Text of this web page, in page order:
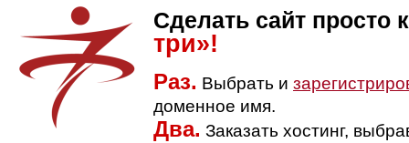
Сделать сайт просто
три»!
Раз. Выбрать и
доменное имя.
Два. Заказать хостинг,